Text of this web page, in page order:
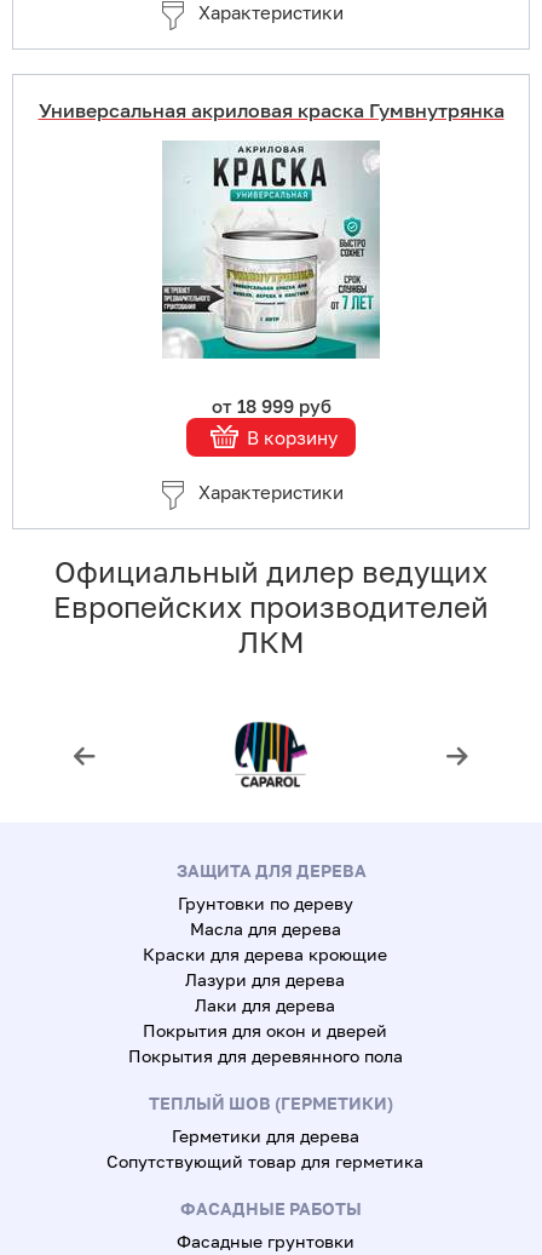
Характеристики
Универсальная акриловая краска Гумвнутрянка
от 18 999 руб
В корзину
Характеристики
Купить в 1 клик
В корзину
Подробнее
Официальный дилер ведущих
Европейских производителей
ЛКМ
ЗАЩИТА ДЛЯ ДЕРЕВА
Грунтовки по дереву
Масла для дерева
Краски для дерева кроющие
Лазури для дерева
Лаки для дерева
Покрытия для окон и дверей
Покрытия для деревянного пола
ТЕПЛЫЙ ШОВ (ГЕРМЕТИКИ)
Герметики для дерева
Сопутствующий товар для герметика
ФАСАДНЫЕ РАБОТЫ
Фасадные грунтовки